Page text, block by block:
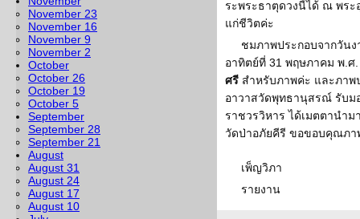
November 23
November 16
November 9
November 2
October
October 26
October 19
October 5
September
September 28
September 21
August
August 31
August 24
August 17
August 10
ระพระธาตุดวงนี้ได้ ณ พระ
แก่ชีวิตค่ะ
ชมภาพประกอบจากวัน
อาทิตย์ที่ 31 พฤษภาคม พ.
ศรี สำหรับภาพค่ะ และภาพ
อาวาสวัดพุทธานุสรณ์ รับม
ราชวรวิหาร ได้เมตตานำ
วัดป่าอภัยคีรี ขอขอบคุณภ
เพ็ญวิภา
รายงาน